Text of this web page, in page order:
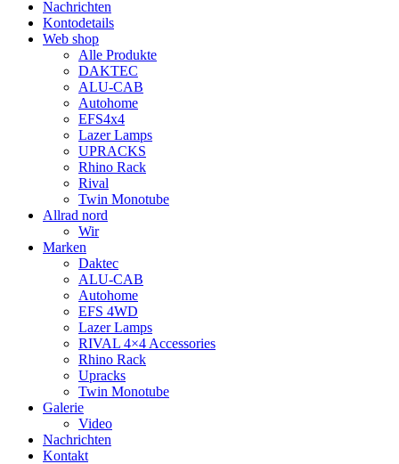
Nachrichten
Kontodetails
Web shop
Alle Produkte
DAKTEC
ALU-CAB
Autohome
EFS4x4
Lazer Lamps
UPRACKS
Rhino Rack
Rival
Twin Monotube
Allrad nord
Wir
Marken
Daktec
ALU-CAB
Autohome
EFS 4WD
Lazer Lamps
RIVAL 4×4 Accessories
Rhino Rack
Upracks
Twin Monotube
Galerie
Video
Nachrichten
Kontakt